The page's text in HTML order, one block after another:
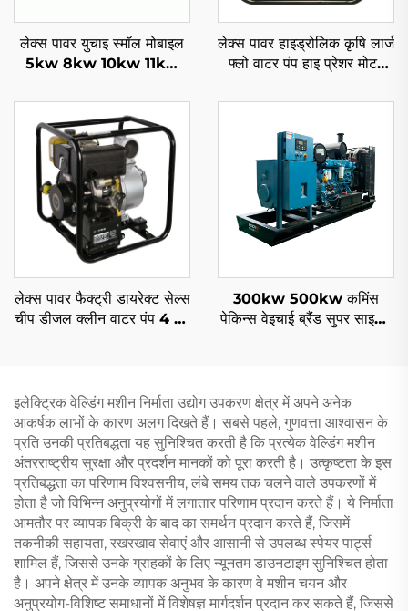
लेक्स पावर युचाइ स्मॉल मोबाइल
5kw 8kw 10kw 11kw
लेक्स पावर हाइड्रोलिक कृषि लार्ज
फ्लो वाटर पंप हाइ प्रेशर मोटर
लेक्स पावर फैक्ट्री डायरेक्ट सेल्स
चीप डीजल क्लीन वाटर पंप 4 इंच
300kw 500kw कमिंस
पेकिन्स वेइचाई ब्रैंड सुपर साइलेंट
इलेक्ट्रिक वेल्डिंग मशीन निर्माता उद्योग उपकरण क्षेत्र में अपने अनेक
आकर्षक लाभों के कारण अलग दिखते हैं। सबसे पहले, गुणवत्ता आश्वासन के
प्रति उनकी प्रतिबद्धता यह सुनिश्चित करती है कि प्रत्येक वेल्डिंग मशीन
अंतरराष्ट्रीय सुरक्षा और प्रदर्शन मानकों को पूरा करती है। उत्कृष्टता के इस
प्रतिबद्धता का परिणाम विश्वसनीय, लंबे समय तक चलने वाले उपकरणों में
होता है जो विभिन्न अनुप्रयोगों में लगातार परिणाम प्रदान करते हैं। ये निर्माता
आमतौर पर व्यापक बिक्री के बाद का समर्थन प्रदान करते हैं, जिसमें
तकनीकी सहायता, रखरखाव सेवाएं और आसानी से उपलब्ध स्पेयर पार्ट्स
शामिल हैं, जिससे उनके ग्राहकों के लिए न्यूनतम डाउनटाइम सुनिश्चित होता
है। अपने क्षेत्र में उनके व्यापक अनुभव के कारण वे मशीन चयन और
अनुप्रयोग-विशिष्ट समाधानों में विशेषज्ञ मार्गदर्शन प्रदान कर सकते हैं, जिससे